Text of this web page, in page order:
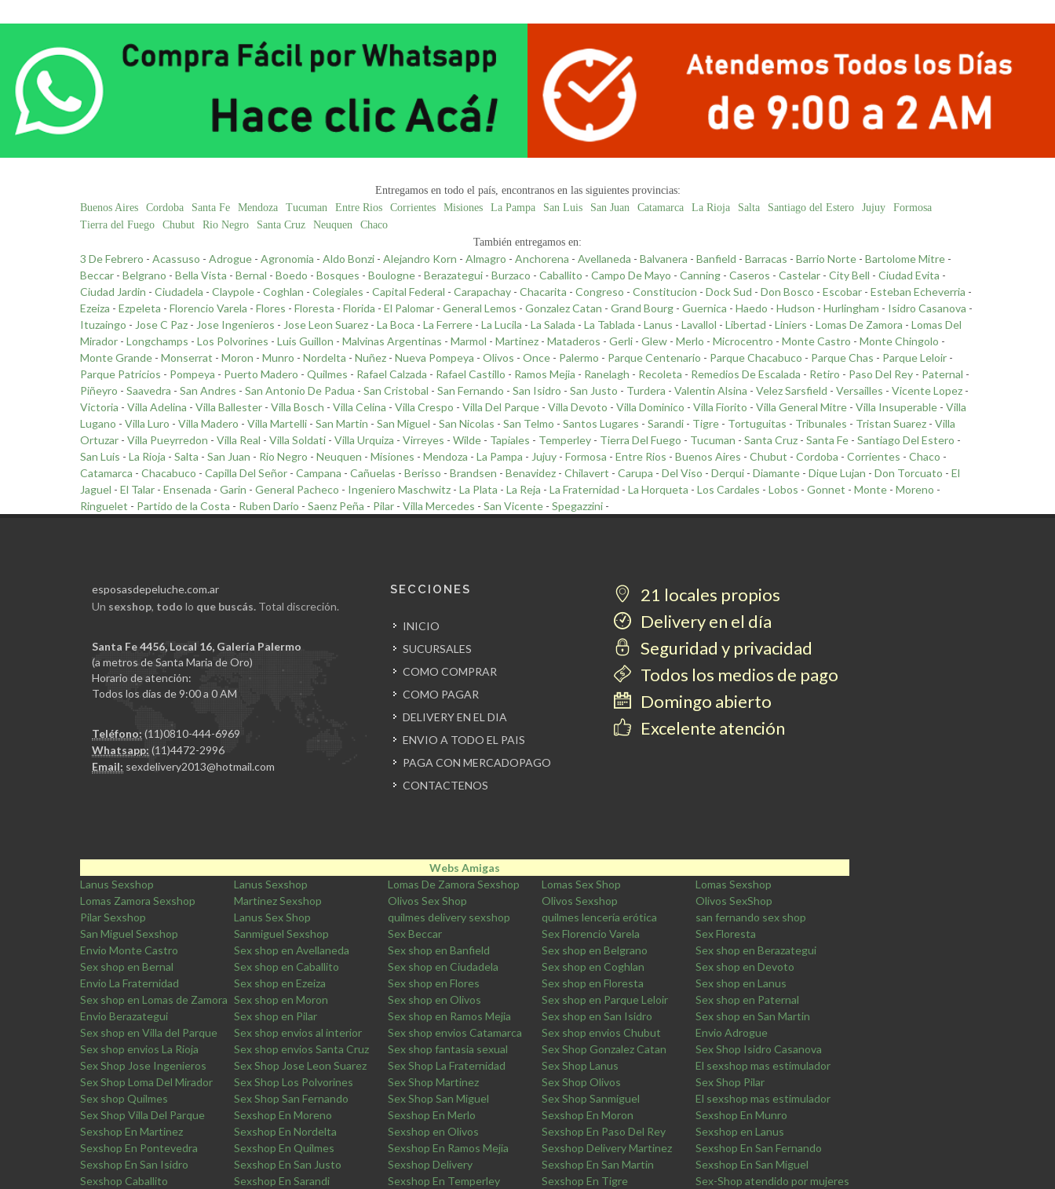
Entregamos en todo el país, encontranos en las siguientes provincias:
Buenos Aires
Cordoba Santa Fe Mendoza Tucuman Entre Rios Corrientes Misiones La Pampa San Luis San Juan Catamarca La Rioja Salta Santiago del Estero Jujuy
Formosa
Tierra del Fuego
Chubut Rio Negro Santa Cruz Neuquen
Chaco
También entregamos en:
3 De Febrero - Acassuso - Adrogue - Agronomia - Aldo Bonzi - Alejandro Korn - Almagro - Anchorena - Avellaneda - Balvanera - Banfield - Barracas - Barrio Norte - Bartolome Mitre -
Beccar - Belgrano - Bella Vista - Bernal - Boedo - Bosques - Boulogne - Berazategui - Burzaco - Caballito - Campo De Mayo - Canning - Caseros - Castelar - City Bell - Ciudad Evita -
Ciudad Jardin - Ciudadela - Claypole - Coghlan - Colegiales - Capital Federal - Carapachay - Chacarita - Congreso - Constitucion - Dock Sud - Don Bosco - Escobar - Esteban Echeverria -
Ezeiza - Ezpeleta - Florencio Varela - Flores - Floresta - Florida - El Palomar - General Lemos - Gonzalez Catan - Grand Bourg - Guernica - Haedo - Hudson - Hurlingham - Isidro Casanova -
Ituzaingo - Jose C Paz - Jose Ingenieros - Jose Leon Suarez - La Boca - La Ferrere - La Lucila - La Salada - La Tablada - Lanus - Lavallol - Libertad - Liniers - Lomas De Zamora - Lomas Del
Mirador - Longchamps - Los Polvorines - Luis Guillon - Malvinas Argentinas - Marmol - Martinez - Mataderos - Gerli - Glew - Merlo - Microcentro - Monte Castro - Monte Chingolo -
Monte Grande - Monserrat - Moron - Munro - Nordelta - Nuñez - Nueva Pompeya - Olivos - Once - Palermo - Parque Centenario - Parque Chacabuco - Parque Chas - Parque Leloir -
Parque Patricios - Pompeya - Puerto Madero - Quilmes - Rafael Calzada - Rafael Castillo - Ramos Mejia - Ranelagh - Recoleta - Remedios De Escalada - Retiro - Paso Del Rey - Paternal -
Piñeyro - Saavedra - San Andres - San Antonio De Padua - San Cristobal - San Fernando - San Isidro - San Justo - Turdera - Valentin Alsina - Velez Sarsfield - Versailles - Vicente Lopez -
Victoria - Villa Adelina - Villa Ballester - Villa Bosch - Villa Celina - Villa Crespo - Villa Del Parque - Villa Devoto - Villa Dominico - Villa Fiorito - Villa General Mitre - Villa Insuperable - Villa
Lugano - Villa Luro - Villa Madero - Villa Martelli - San Martin - San Miguel - San Nicolas - San Telmo - Santos Lugares - Sarandi - Tigre - Tortuguitas - Tribunales - Tristan Suarez - Villa
Ortuzar - Villa Pueyrredon - Villa Real - Villa Soldati - Villa Urquiza - Virreyes - Wilde - Tapiales - Temperley - Tierra Del Fuego - Tucuman - Santa Cruz - Santa Fe - Santiago Del Estero -
San Luis - La Rioja - Salta - San Juan - Rio Negro - Neuquen - Misiones - Mendoza - La Pampa - Jujuy - Formosa - Entre Rios - Buenos Aires - Chubut - Cordoba - Corrientes - Chaco -
Catamarca - Chacabuco - Capilla Del Señor - Campana - Cañuelas - Berisso - Brandsen - Benavidez - Chilavert - Carupa - Del Viso - Derqui - Diamante - Dique Lujan - Don Torcuato - El
Jaguel - El Talar - Ensenada - Garin - General Pacheco - Ingeniero Maschwitz - La Plata - La Reja - La Fraternidad - La Horqueta - Los Cardales - Lobos - Gonnet - Monte - Moreno -
Ringuelet - Partido de la Costa - Ruben Dario - Saenz Peña - Pilar - Villa Mercedes - San Vicente - Spegazzini -
esposasdepeluche.com.ar
Un sexshop, todo lo que buscás. Total discreción.
Santa Fe 4456, Local 16, Galería Palermo
(a metros de Santa Maria de Oro)
Horario de atención:
Todos los días de 9:00 a 0 AM
Teléfono: (11)0810-444-6969
Whatsapp: (11)4472-2996
Email: sexdelivery2013@hotmail.com
SECCIONES
INICIO
SUCURSALES
COMO COMPRAR
COMO PAGAR
DELIVERY EN EL DIA
ENVIO A TODO EL PAIS
PAGA CON MERCADOPAGO
CONTACTENOS
21 locales propios
Delivery en el día
Seguridad y privacidad
Todos los medios de pago
Domingo abierto
Excelente atención
Webs Amigas
Lanus Sexshop
Lanus Sexshop Lomas De Zamora Sexshop Lomas Sex Shop
Lomas Sexshop
Lomas Zamora Sexshop
Martinez Sexshop Olivos Sex Shop Olivos Sexshop
Olivos SexShop
Pilar Sexshop
Lanus Sex Shop quilmes delivery sexshop quilmes lencería erótica
san fernando sex shop
San Miguel Sexshop
Sanmiguel Sexshop Sex Beccar Sex Florencio Varela
Sex Floresta
Envio Monte Castro
Sex shop en Avellaneda Sex shop en Banfield Sex shop en Belgrano
Sex shop en Berazategui
Sex shop en Bernal
Sex shop en Caballito Sex shop en Ciudadela Sex shop en Coghlan
Sex shop en Devoto
Envio La Fraternidad
Sex shop en Ezeiza Sex shop en Flores Sex shop en Floresta
Sex shop en Lanus
Sex shop en Lomas de Zamora Sex shop en Moron Sex shop en Olivos Sex shop en Parque Leloir
Sex shop en Paternal
Envio Berazategui
Sex shop en Pilar Sex shop en Ramos Mejia Sex shop en San Isidro
Sex shop en San Martin
Sex shop en Villa del Parque
Sex shop envios al interior Sex shop envios Catamarca Sex shop envios Chubut
Envio Adrogue
Sex shop envios La Rioja
Sex shop envios Santa Cruz Sex shop fantasia sexual Sex Shop Gonzalez Catan
Sex Shop Isidro Casanova
Sex Shop Jose Ingenieros
Sex Shop Jose Leon Suarez Sex Shop La Fraternidad Sex Shop Lanus
El sexshop mas estimulador
Sex Shop Loma Del Mirador
Sex Shop Los Polvorines Sex Shop Martinez Sex Shop Olivos
Sex Shop Pilar
Sex shop Quilmes
Sex Shop San Fernando Sex Shop San Miguel Sex Shop Sanmiguel
El sexshop mas estimulador
Sex Shop Villa Del Parque
Sexshop En Moreno Sexshop En Merlo Sexshop En Moron
Sexshop En Munro
Sexshop En Martinez
Sexshop En Nordelta Sexshop en Olivos Sexshop En Paso Del Rey
Sexshop en Lanus
Sexshop En Pontevedra
Sexshop En Quilmes Sexshop En Ramos Mejia Sexshop Delivery Martinez
Sexshop En San Fernando
Sexshop En San Isidro
Sexshop En San Justo Sexshop Delivery Sexshop En San Martin
Sexshop En San Miguel
Sexshop Caballito
Sexshop En Sarandi Sexshop En Temperley Sexshop En Tigre Sex-Shop atendido por mujeres